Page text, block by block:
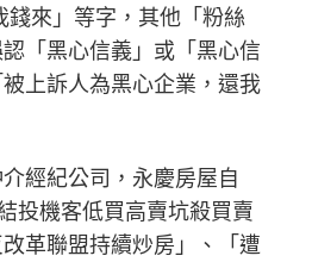
來」等字，其他「粉絲
「黑心信義」或「黑心信
上訴人為黑心企業，還我
經紀公司，永慶房屋自
投機客低買高賣坑殺買賣
革聯盟持續炒房」、「遭